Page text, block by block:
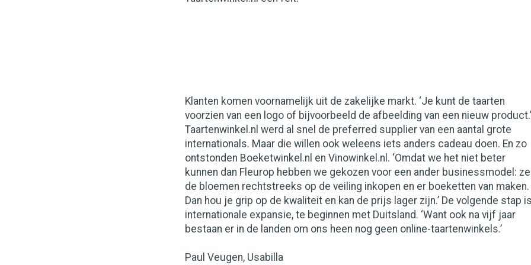
Klanten komen voornamelijk uit de zakelijke markt. ‘Je kunt de taarten
voorzien van een logo of bijvoorbeeld de afbeelding van een nieuw product.’
Taartenwinkel.nl werd al snel de preferred supplier van een aantal grote
internationals. Maar die willen ook weleens iets anders cadeau doen. En zo
ontstonden Boeketwinkel.nl en Vinowinkel.nl. ‘Omdat we het niet beter
kunnen dan Fleurop hebben we gekozen voor een ander businessmodel:
de bloemen rechtstreeks op de veiling inkopen en er boeketten van maken.
Dan hou je grip op de kwaliteit en kan de prijs lager zijn.’ De volgende stap is
internationale expansie, te beginnen met Duitsland. ‘Want ook na vijf jaar
bestaan er in de landen om ons heen nog geen online-taartenwinkels.’
Paul Veugen, Usabilla